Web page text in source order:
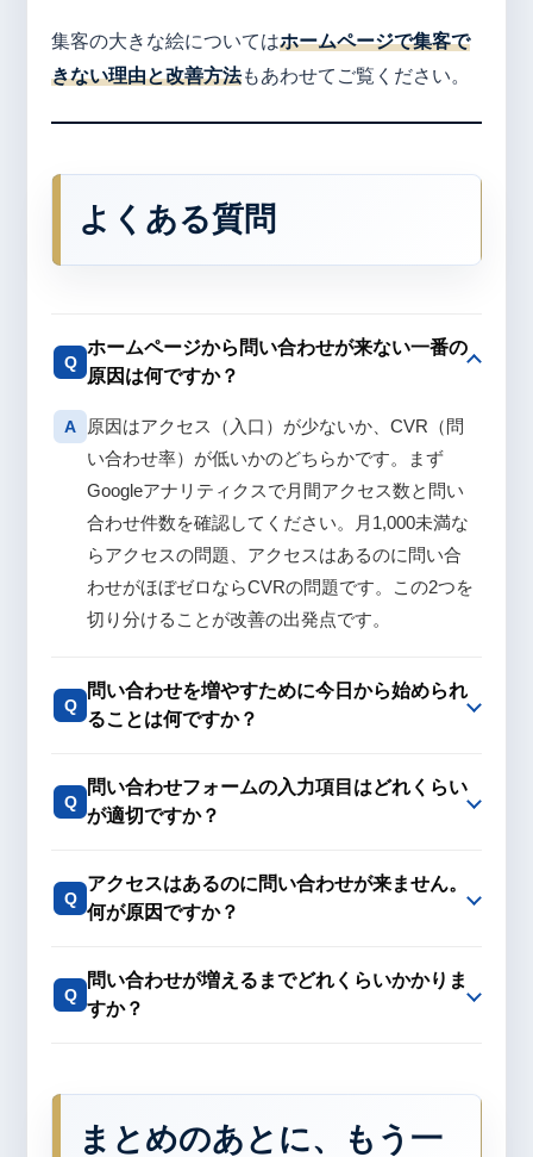
集客の大きな絵についてはホームページで集客で
きない理由と改善方法もあわせてご覧ください。
よくある質問
Q
ホームページから問い合わせが来ない一番の
原因は何ですか？
A
原因はアクセス（入口）が少ないか、CVR（問
い合わせ率）が低いかのどちらかです。まず
Googleアナリティクスで月間アクセス数と問い
合わせ件数を確認してください。月1,000未満な
らアクセスの問題、アクセスはあるのに問い合
わせがほぼゼロならCVRの問題です。この2つを
切り分けることが改善の出発点です。
Q
問い合わせを増やすために今日から始められ
ることは何ですか？
Q
問い合わせフォームの入力項目はどれくらい
が適切ですか？
Q
アクセスはあるのに問い合わせが来ません。
何が原因ですか？
Q
問い合わせが増えるまでどれくらいかかりま
すか？
まとめのあとに、もう一